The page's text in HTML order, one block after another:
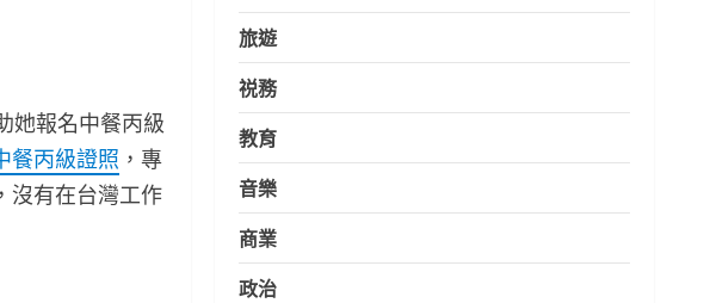
她報名中餐丙級
餐丙級證照 ，專
沒有在台灣工作
旅遊
祱務
教育
音樂
商業
政治